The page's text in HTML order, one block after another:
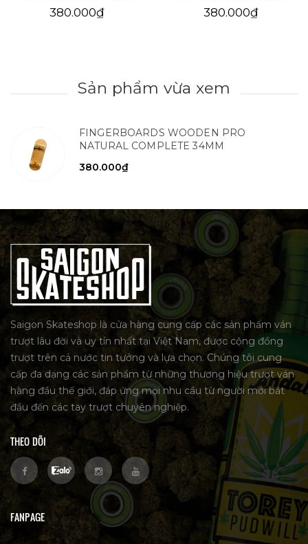
380.000₫ 380.000₫
Sản phẩm vừa xem
FINGERBOARDS WOODEN PRO
NATURAL COMPLETE 34MM
380.000₫
Saigon Skateshop là cửa hàng cung cấp các sản phẩm ván
trượt lâu đời và uy tín nhất tại Việt Nam, được cộng đồng
trượt trên cả nước tin tưởng và lựa chọn. Chúng tôi cung
cấp đa dạng các sản phẩm từ những thương hiệu trượt ván
hàng đầu thế giới, đáp ứng mọi nhu cầu từ người mới bắt
đầu đến các tay trượt chuyên nghiệp.
THEO DÕI
FANPAGE